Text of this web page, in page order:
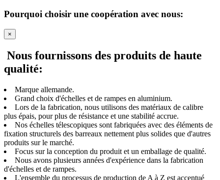
Pourquoi choisir une coopération avec nous:
×
Nous fournissons des produits de haute
qualité:
Marque allemande.
Grand choix d'échelles et de rampes en aluminium.
Lors de la fabrication, nous utilisons des matériaux de calibre
plus épais, pour plus de résistance et une stabilité accrue.
Nos échelles télescopiques sont fabriquées avec des éléments de
fixation structurels des barreaux nettement plus solides que d'autres
produits sur le marché.
Focus sur la conception du produit et un emballage de qualité.
Nous avons plusieurs années d'expérience dans la fabrication
d'échelles et de rampes.
L'ensemble du processus de production de A à Z est accentué